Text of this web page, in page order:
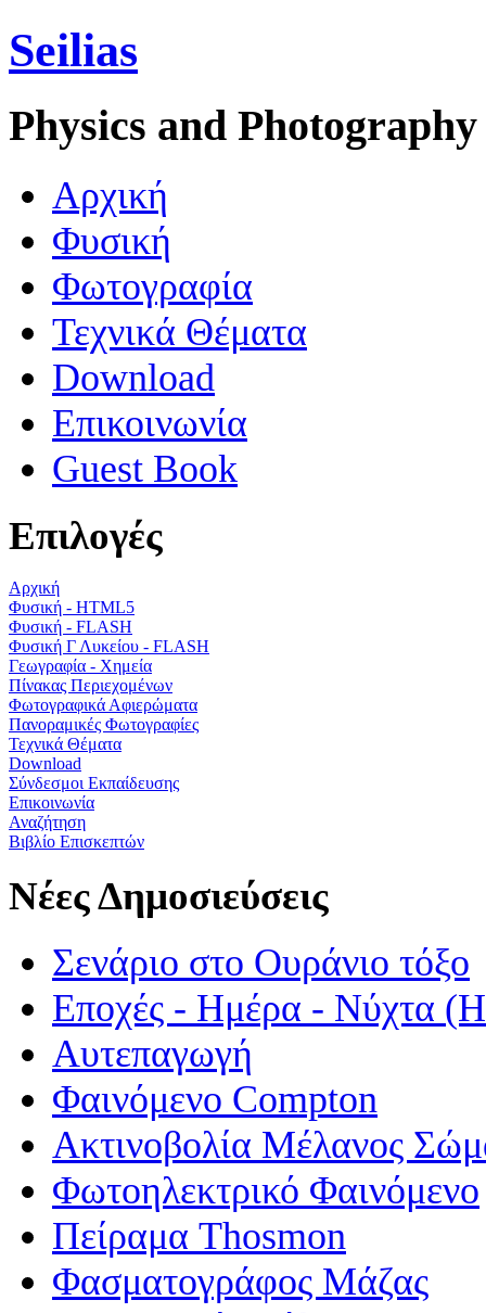
Seilias
Physics and Photography
Aρχική
Φυσική
Φωτογραφία
Τεχνικά Θέματα
Download
Επικοινωνία
Guest Book
Επιλογές
Αρχική
Φυσική - HTML5
Φυσική - FLASH
Φυσική Γ Λυκείου - FLASH
Γεωγραφία - Χημεία
Πίνακας Περιεχομένων
Φωτογραφικά Αφιερώματα
Πανοραμικές Φωτογραφίες
Τεχνικά Θέματα
Download
Σύνδεσμοι Εκπαίδευσης
Επικοινωνία
Αναζήτηση
Βιβλίο Επισκεπτών
Νέες Δημοσιεύσεις
Σενάριο στο Ουράνιο τόξο
Εποχές - Ημέρα - Νύχτα
Αυτεπαγωγή
Φαινόμενο Compton
Ακτινοβολία Μέλανος
Φωτοηλεκτρικό Φαινόμενο
Πείραμα Thosmon
Φασματογράφος Μάζας